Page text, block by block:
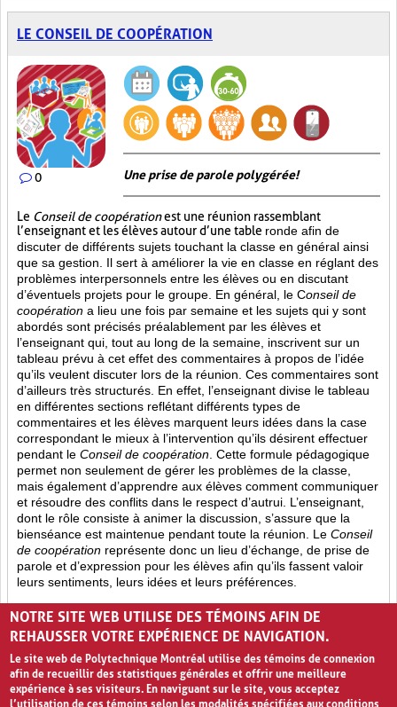
LE CONSEIL DE COOPÉRATION
0 Une prise de parole polygérée!
Le Conseil de coopérationest une réunion rassemblant
l’enseignant et les élèves autour d’une table ronde afin de
discuter de différents sujets touchant la classe en général ainsi
que sa gestion. Il sert à améliorer la vie en classe en réglant des
problèmes interpersonnels entre les élèves ou en discutant
d’éventuels projets pour le groupe. En général, le Conseil de
coopération a lieu une fois par semaine et les sujets qui y sont
abordés sont précisés préalablement par les élèves et
l’enseignant qui, tout au long de la semaine, inscrivent sur un
tableau prévu à cet effet des commentaires à propos de l’idée
qu’ils veulent discuter lors de la réunion. Ces commentaires sont
d’ailleurs très structurés. En effet, l’enseignant divise le tableau
en différentes sections reflétant différents types de
commentaires et les élèves marquent leurs idées dans la case
correspondant le mieux à l’intervention qu’ils désirent effectuer
pendant le Conseil de coopération . Cette formule pédagogique
permet non seulement de gérer les problèmes de la classe,
mais également d’apprendre aux élèves comment communiquer
et résoudre des conflits dans le respect d’autrui. L’enseignant,
dont le rôle consiste à animer la discussion, s’assure que la
bienséance est maintenue pendant toute la réunion. Le Conseil
de coopération représente donc un lieu d’échange, de prise de
parole et d’expression pour les élèves afin qu’ils fassent valoir
leurs sentiments, leurs idées et leurs préférences.
Opinion (8) Partage (13) Rétroaction (4)
NOTRE SITE WEB UTILISE DES TÉMOINS AFIN DE
REHAUSSER VOTRE EXPÉRIENCE DE NAVIGATION.
Le site web de Polytechnique Montréal utilise des témoins de connexion
afin de recueillir des statistiques générales et offrir une meilleure
expérience à ses visiteurs. En naviguant sur le site, vous acceptez
l’utilisation de ces témoins selon les modalités spécifiées aux conditions